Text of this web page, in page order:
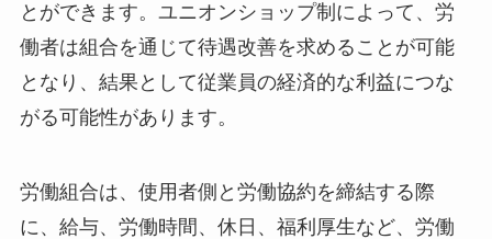
とができます。ユニオンショップ制によって、労
働者は組合を通じて待遇改善を求めることが可能
となり、結果として従業員の経済的な利益につな
がる可能性があります。
労働組合は、使用者側と労働協約を締結する際
に、給与、労働時間、休日、福利厚生など、労働